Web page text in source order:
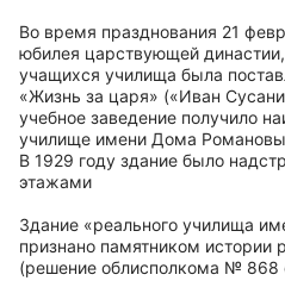
Во время празднования 21
юбилея царствующей
учащихся училища была
«Жизнь за царя» («Иван
учебное заведение получило
училище имени Дома
В 1929 году здание было
этажами
Здание «реального училища
признано памятником истории
(решение облисполкома № 868